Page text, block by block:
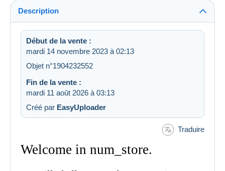
Description
Début de la vente :
mardi 14 novembre 2023 à 02:13
Objet n°1904232552
Fin de la vente :
mardi 11 août 2026 à 03:13
Créé par EasyUploader
Traduire
Welcome in num_store.